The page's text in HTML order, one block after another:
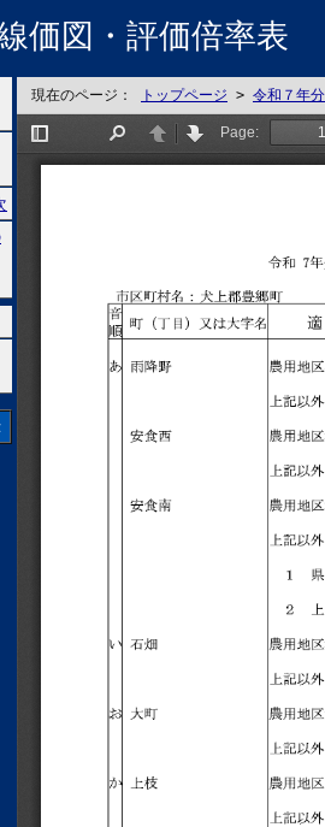
価図・評価倍率表
現在のページ： トップページ > 令和７年分